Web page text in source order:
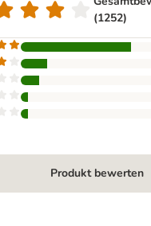
(1252)
Produkt bewerten